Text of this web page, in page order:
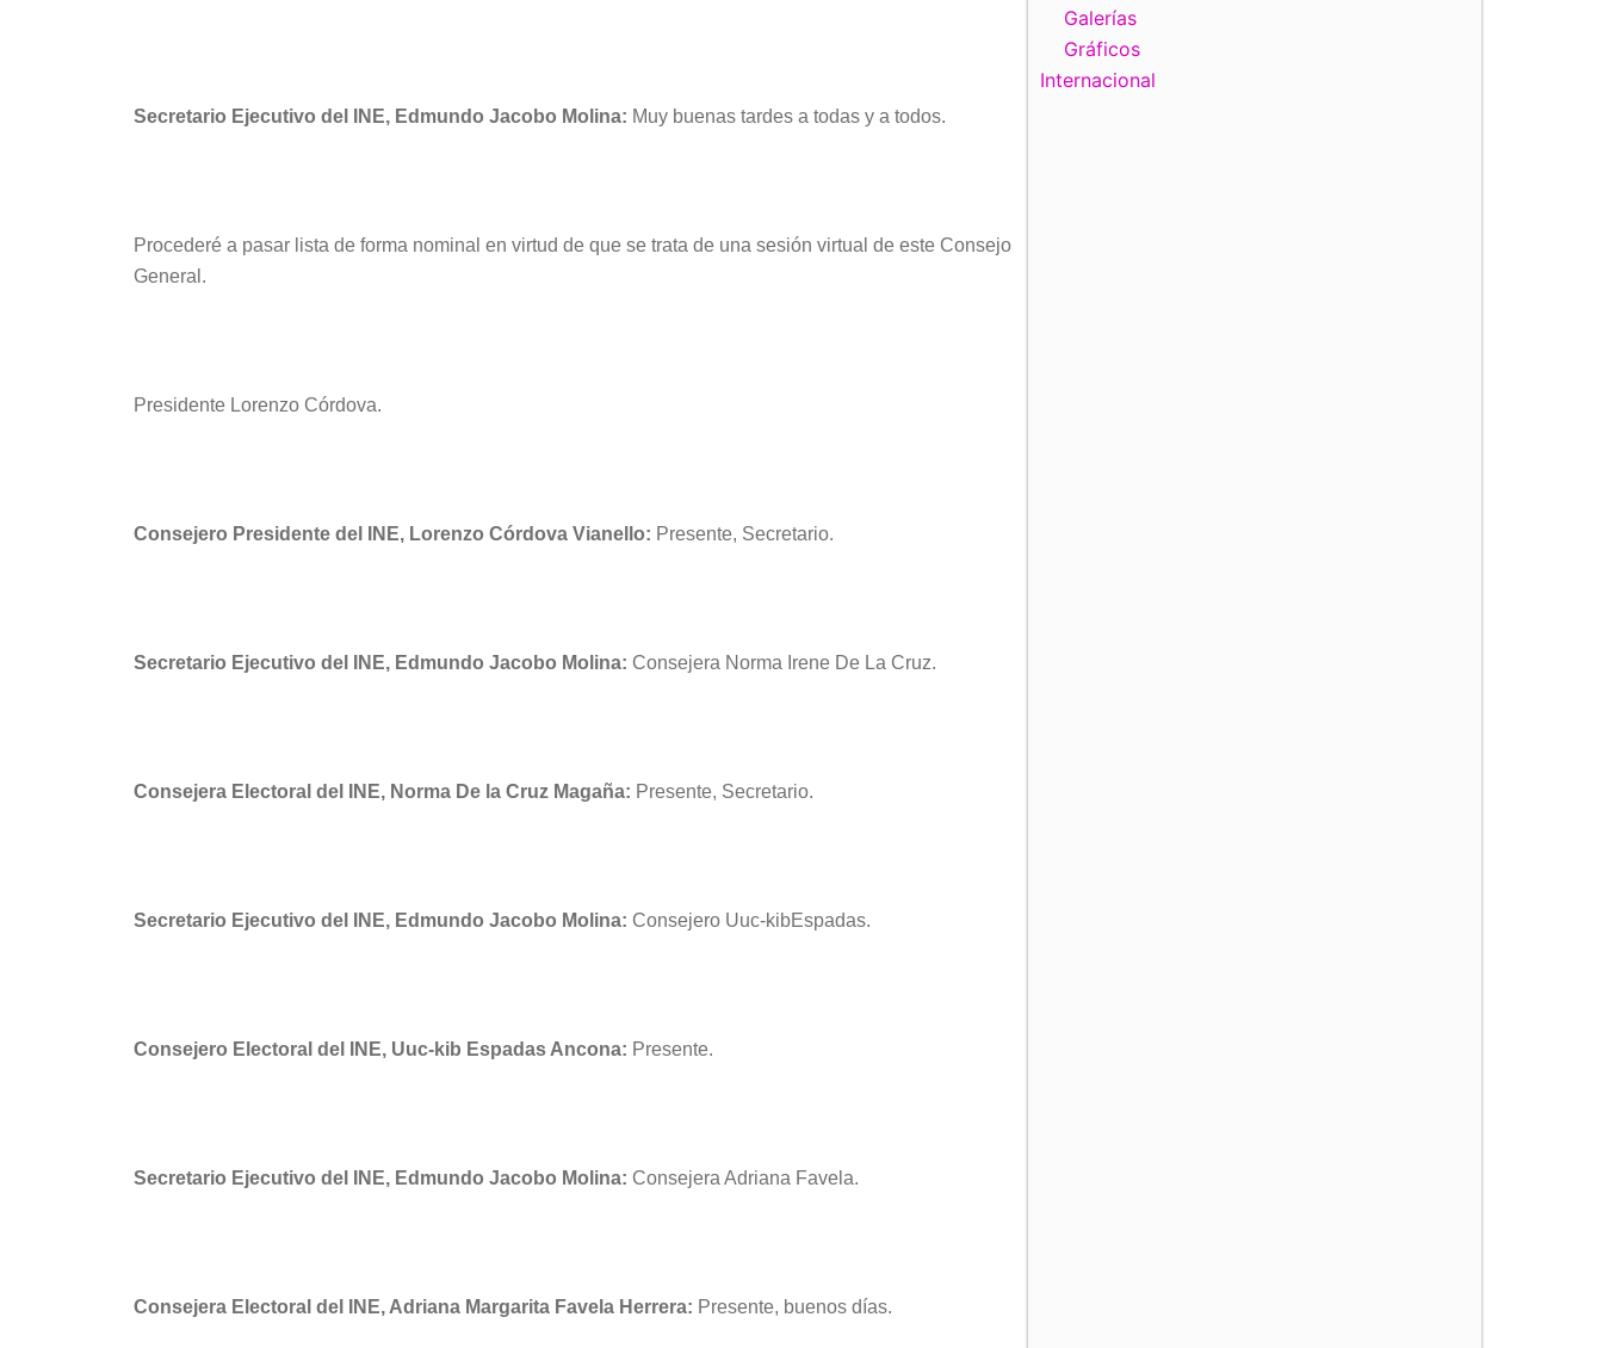
Secretario Ejecutivo del INE, Edmundo Jacobo Molina: Muy buenas tardes a todas y a todos.
Procederé a pasar lista de forma nominal en virtud de que se trata de una sesión virtual de este Consejo
General.
Presidente Lorenzo Córdova.
Consejero Presidente del INE, Lorenzo Córdova Vianello: Presente, Secretario.
Secretario Ejecutivo del INE, Edmundo Jacobo Molina: Consejera Norma Irene De La Cruz.
Consejera Electoral del INE, Norma De la Cruz Magaña: Presente, Secretario.
Secretario Ejecutivo del INE, Edmundo Jacobo Molina: Consejero Uuc-kibEspadas.
Consejero Electoral del INE, Uuc-kib Espadas Ancona: Presente.
Secretario Ejecutivo del INE, Edmundo Jacobo Molina: Consejera Adriana Favela.
Consejera Electoral del INE, Adriana Margarita Favela Herrera: Presente, buenos días.
Galerías
Gráficos
Internacional